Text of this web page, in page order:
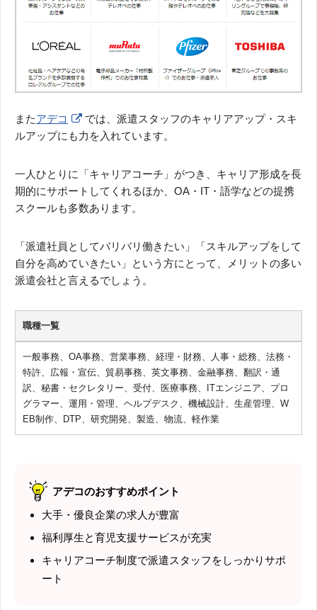
またアデコ
では、派遣スタッフのキャリアアップ・スキ
ルアップにも力を入れています。
一人ひとりに「キャリアコーチ」がつき、キャリア形成を長
期的にサポートしてくれるほか、OA・IT・語学などの提携
スクールも多数あります。
「派遣社員としてバリバリ働きたい」「スキルアップをして
自分を高めていきたい」という方にとって、メリットの多い
派遣会社と言えるでしょう。
職種一覧
一般事務、OA事務、営業事務、経理・財務、人事・総務、法務・
特許、広報・宣伝、貿易事務、英文事務、金融事務、翻訳・通
訳、秘書・セクレタリー、受付、医療事務、ITエンジニア、プロ
グラマー、運用・管理、ヘルプデスク、機械設計、生産管理、W
EB制作、DTP、研究開発、製造、物流、軽作業
アデコのおすすめポイント
大手・優良企業の求人が豊富
福利厚生と育児支援サービスが充実
キャリアコーチ制度で派遣スタッフをしっかりサポ
ート